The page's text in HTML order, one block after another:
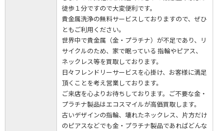
徒歩１分ですので大変便利です。
貴金属洗浄の無料サービスしておりますので、ぜひ
ともご利用ください。
世界中で貴金属（金・プラチナ）が不足であり、リ
サイクルのため、家で眠っている 指輪やピアス、
ネックレス等を買取しております。
日々フレンドリーサービスを心掛け、お客様に満足
頂くことを考え営業しております。
ご来店を心よりお待ちしております。ご不要な金・
プラチナ製品はエコスマイルが高価買取します。
古いデザインの指輪、壊れたネックレス、片方だけ
のピアスなどでも金・プラチナ製品であればどんな